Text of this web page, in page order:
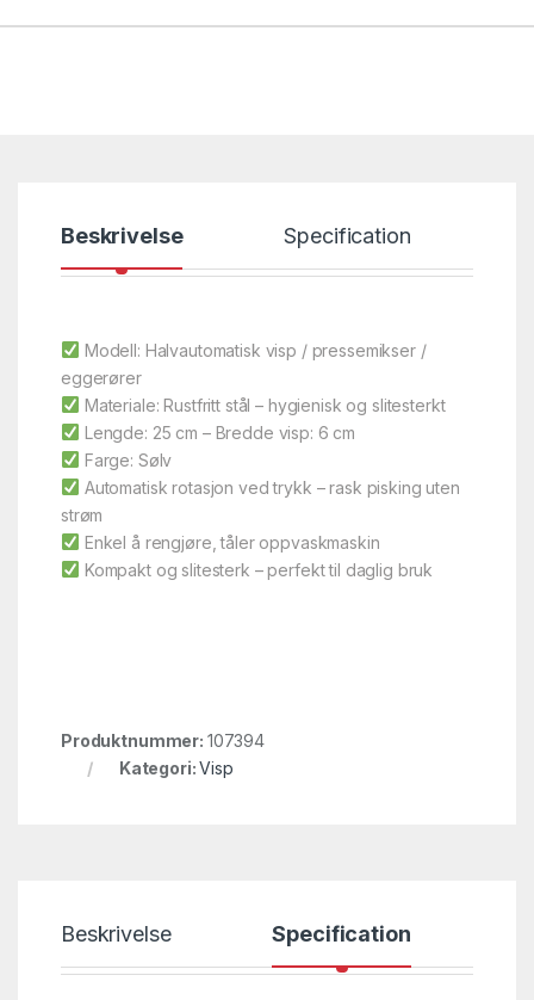
Beskrivelse Specification
Modell: Halvautomatisk visp / pressemikser /
eggerører
Materiale: Rustfritt stål – hygienisk og slitesterkt
Lengde: 25 cm – Bredde visp: 6 cm
Farge: Sølv
Automatisk rotasjon ved trykk – rask pisking uten
strøm
Enkel å rengjøre, tåler oppvaskmaskin
Kompakt og slitesterk – perfekt til daglig bruk
Produktnummer: 107394
Kategori:Visp
Beskrivelse Specification